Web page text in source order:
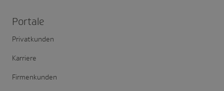
Portale
Privatkunden
Karriere
Firmenkunden